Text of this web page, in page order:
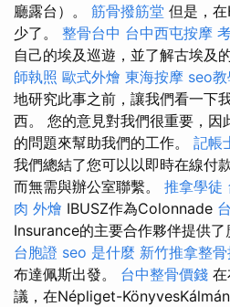
廳露台）。 筋骨撥筋堂 但是，
少了。 整骨台中 台中西屯按摩
自己的埃及巡遊，並了解古埃及
師執照 歐式外燴 東海按摩 seo
地研究此事之前，讓我們看一下
西。 您的意見對我們很重要，因
的問題來幫助我們的工作。 記帳
我們總結了您可以以即時在線付
而無需與辦公室聯繫。 推拿學徒
肉 外燴 IBUSZ作為Colonnade
Insurance的主要合作夥伴提供了
台胞證 seo 是什麼 新竹推拿整
布達佩斯出發。 台中整骨價錢
議，在Népliget-